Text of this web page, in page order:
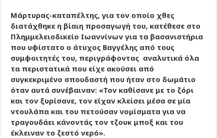
Μάρτυρας-καταπέλτης, για τον οποίο χθες
διατάχθηκε η βίαιη προσαγωγή του, κατέθεσε στο
Πλημμελειοδικείο Ιωαννίνων για τα βασανιστήρια
που υφίστατο ο άτυχος Βαγγέλης από τους
συμφοιτητές του, περιγράφοντας αναλυτικά όλα
τα περιστατικά που είχε ακούσει από
συγκεκριμένο σπουδαστή που ήταν στο δωμάτιο
όταν αυτά συνέβαιναν: «Τον καθίσανε με το ζόρι
και τον ξυρίσανε, τον είχαν κλείσει μέσα σε μία
ντουλάπα και του πετούσαν νομίσματα για να
τραγουδάει κάνοντάς τον τζουκ μποξ και του
έκλειναν το ζεστό νερό».